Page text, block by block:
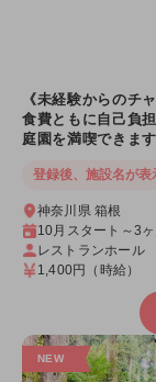
《未経験からのチ
食費ともに自己負
庭園を満喫できます
登録後、施設名が表
神奈川県 箱根
10月スタート～3ヶ
レストランホール
1,400円
（時給）